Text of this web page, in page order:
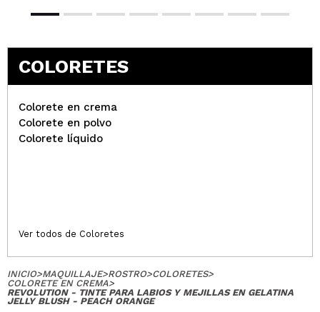
COLORETES
Colorete en crema
Colorete en polvo
Colorete líquido
Ver todos de Coloretes
INICIO>MAQUILLAJE>ROSTRO>COLORETES>
COLORETE EN CREMA>
REVOLUTION - TINTE PARA LABIOS Y MEJILLAS EN GELATINA
JELLY BLUSH - PEACH ORANGE